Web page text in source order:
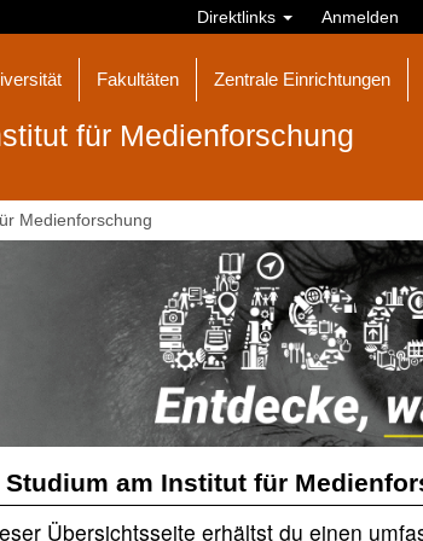
Direktlinks Anmelden
Fakultäten Zentrale Einrichtungen
für Medienforschung
Medienforschung
Studium am Institut für
Übersichtsseite erhältst du einen